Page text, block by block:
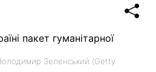
Зеленський (Getty